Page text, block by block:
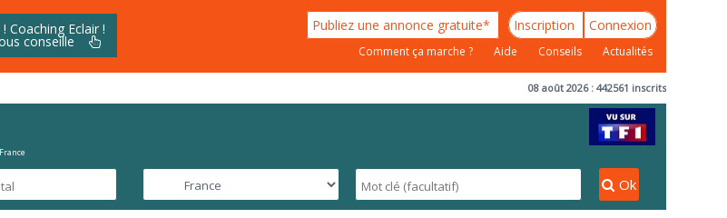
Coaching Eclair !
conseille
Publiez une annonce gratuite* Inscription Connexion
Comment ça marche ? Aide Conseils Actualités
08 août 2026 : 442561 inscrits
Ok